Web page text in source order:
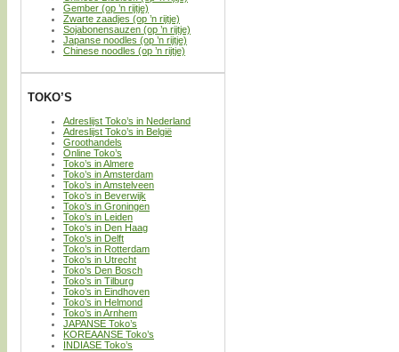
Gember (op ’n rijtje)
Zwarte zaadjes (op ’n rijtje)
Sojabonensauzen (op ’n rijtje)
Japanse noodles (op ’n rijtje)
Chinese noodles (op ’n rijtje)
TOKO’S
Adreslijst Toko’s in Nederland
Adreslijst Toko’s in België
Groothandels
Online Toko’s
Toko’s in Almere
Toko’s in Amsterdam
Toko’s in Amstelveen
Toko’s in Beverwijk
Toko’s in Groningen
Toko’s in Leiden
Toko’s in Den Haag
Toko’s in Delft
Toko’s in Rotterdam
Toko’s in Utrecht
Toko’s Den Bosch
Toko’s in Tilburg
Toko’s in Eindhoven
Toko’s in Helmond
Toko’s in Arnhem
JAPANSE Toko’s
KOREAANSE Toko’s
INDIASE Toko’s